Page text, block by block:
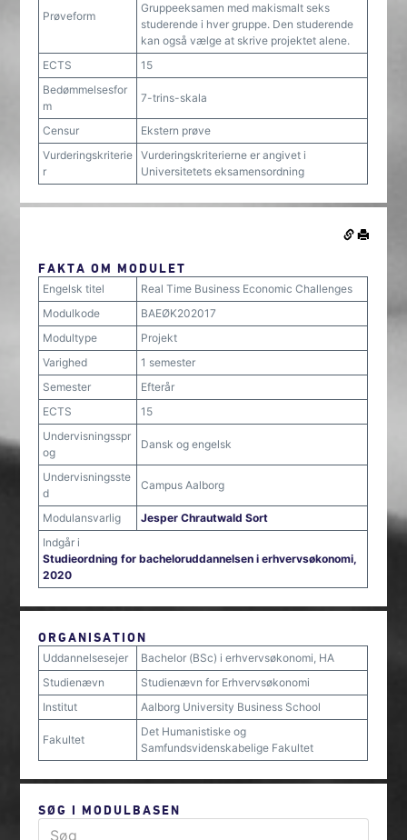
Prøveform
Gruppeeksamen med makismalt seks
studerende i hver gruppe. Den studerende
kan også vælge at skrive projektet alene.
ECTS
15
Bedømmelsesfor
m
7-trins-skala
Censur
Ekstern prøve
Vurderingskriterie
r
Vurderingskriterierne er angivet i
Universitetets eksamensordning
FAKTA OM MODULET
Engelsk titel
Real Time Business Economic Challenges
Modulkode
BAEØK202017
Modultype
Projekt
Varighed
1 semester
Semester
Efterår
ECTS
15
Undervisningsspr
og
Dansk og engelsk
Undervisningsste
d
Campus Aalborg
Modulansvarlig
Jesper Chrautwald Sort
Indgår i
Studieordning for bacheloruddannelsen i erhvervsøkonomi,
2020
ORGANISATION
Uddannelsesejer
Bachelor (BSc) i erhvervsøkonomi, HA
Studienævn
Studienævn for Erhvervsøkonomi
Institut
Aalborg University Business School
Fakultet
Det Humanistiske og
Samfundsvidenskabelige Fakultet
SØG I MODULBASEN